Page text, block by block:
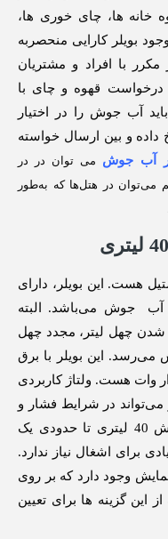
خانه‌ ها، چای‌ خوری ها،
بویلر کارایی منحصربه‌
با افراد و مشتریان
درخواست قهوه و چای با
آب جوش را در اختیار
داده و بین ارسال خواسته
آب جوش می توان در در
می‌توان در هتل‌ها که به‌طور
کاملا استیل هست‌. این بویلر، دارای
آب جوش می‌باشد. البته
شدن چهل لیتر، مجدد چهل
می‌رسد. این بویلر با برق
وات هست. ولتاژ کاربردی
در شرایط فشار و
سختی عمل کند. عموماً بویلر آب جوش 40 لیتری تا حدودی یک
برای اشغال نیاز ندارد.
وجود دارد که بر روی
گزینه ها برای تعیین